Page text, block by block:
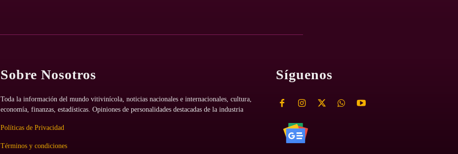
Sobre Nosotros
Toda la información del mundo vitivinícola, noticias nacionales e internacionales, cultura,
economía, finanzas, estadísticas. Opiniones de personalidades destacadas de la industria
Políticas de Privacidad
Términos y condiciones
Síguenos